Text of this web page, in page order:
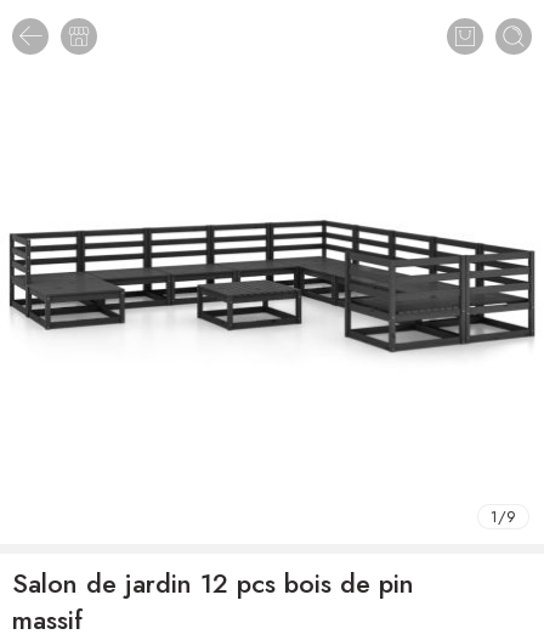
1/9
Salon de jardin 12 pcs bois de pin
massif